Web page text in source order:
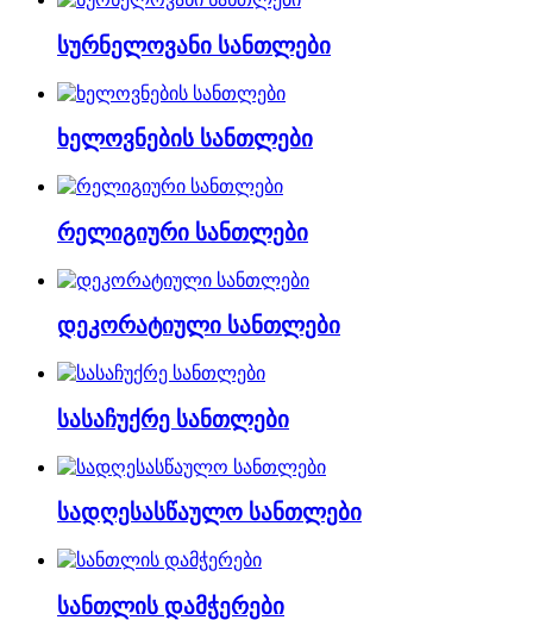
სურნელოვანი სანთლები
ხელოვნების სანთლები
რელიგიური სანთლები
დეკორატიული სანთლები
სასაჩუქრე სანთლები
სადღესასწაულო სანთლები
სანთლის დამჭერები